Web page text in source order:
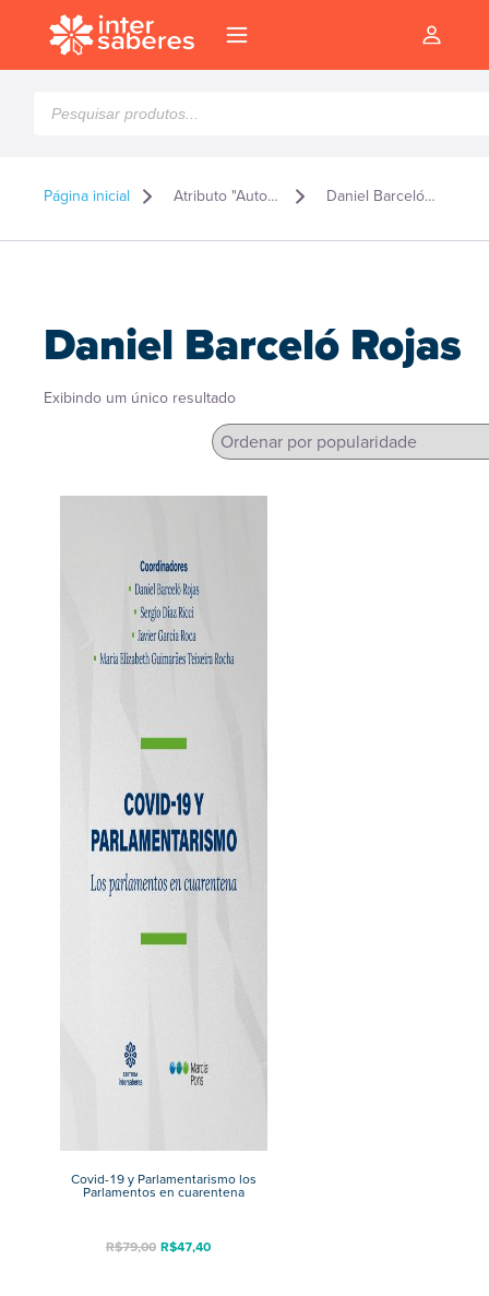
produtos
Página inicial Atributo "Autor" de produto Daniel Barceló Rojas
Daniel Barceló Rojas
Exibindo um único resultado
Covid-19 y Parlamentarismo los
Parlamentos en cuarentena
R$79,00 R$47,40